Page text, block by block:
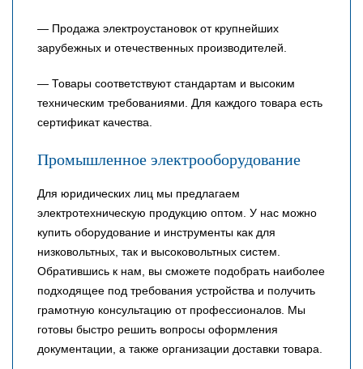
— Продажа электроустановок от крупнейших
зарубежных и отечественных производителей.
— Товары соответствуют стандартам и высоким
техническим требованиями. Для каждого товара есть
сертификат качества.
Промышленное электрооборудование
Для юридических лиц мы предлагаем
электротехническую продукцию оптом. У нас можно
купить оборудование и инструменты как для
низковольтных, так и высоковольтных систем.
Обратившись к нам, вы сможете подобрать наиболее
подходящее под требования устройства и получить
грамотную консультацию от профессионалов. Мы
готовы быстро решить вопросы оформления
документации, а также организации доставки товара.